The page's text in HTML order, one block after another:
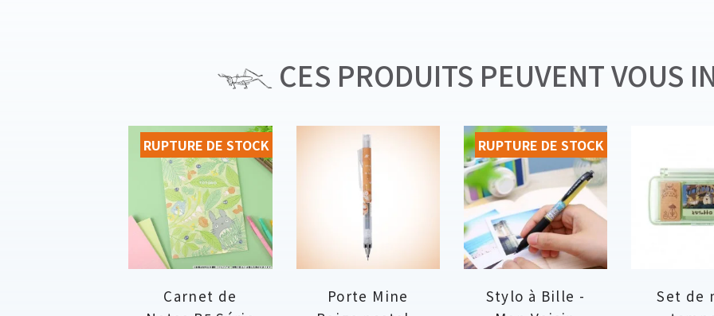
CES PRODUITS PEUVENT VOUS
Carnet de
RUPTURE DE STOCK
Porte Mine
Stylo à Bille -
RUPTURE DE STOCK
Set de